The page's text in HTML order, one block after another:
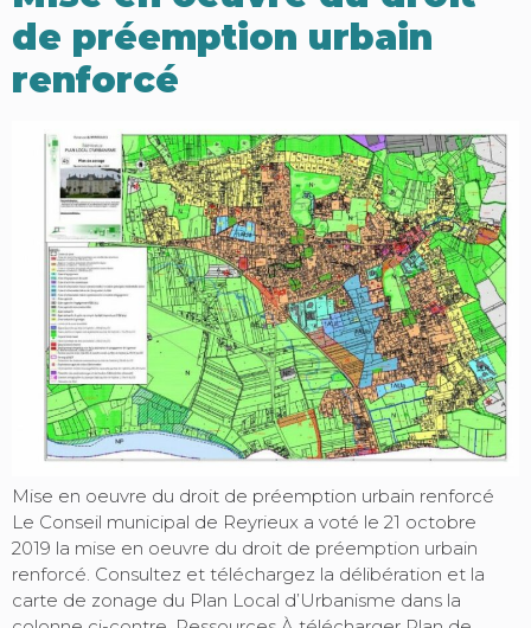
de préemption urbain
renforcé
Mise en oeuvre du droit de préemption urbain renforcé
Le Conseil municipal de Reyrieux a voté le 21 octobre
2019 la mise en oeuvre du droit de préemption urbain
renforcé. Consultez et téléchargez la délibération et la
carte de zonage du Plan Local d’Urbanisme dans la